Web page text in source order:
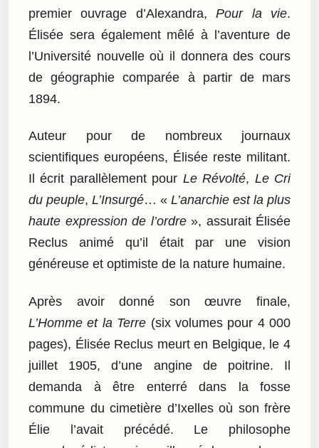
premier ouvrage d’Alexandra,Pour la vie.
Élisée sera également mêlé à l’aventure de
l’Université nouvelle où il donnera des cours
de géographie comparée à partir de mars
1894.
Auteur pour de nombreux journaux
scientifiques européens, Élisée reste militant.
Il écrit parallèlement pour Le Révolté, Le Cri
du peuple, L’Insurgé… « L’anarchie est la plus
haute expression de l’ordre», assurait Élisée
Reclus animé qu’il était par une vision
généreuse et optimiste de la nature humaine.
Après avoir donné son œuvre finale,
L’Homme et la Terre (six volumes pour 4 000
pages), Élisée Reclus meurt en Belgique, le 4
juillet 1905, d’une angine de poitrine. Il
demanda à être enterré dans la fosse
commune du cimetière d’Ixelles où son frère
Élie l’avait précédé. Le philosophe